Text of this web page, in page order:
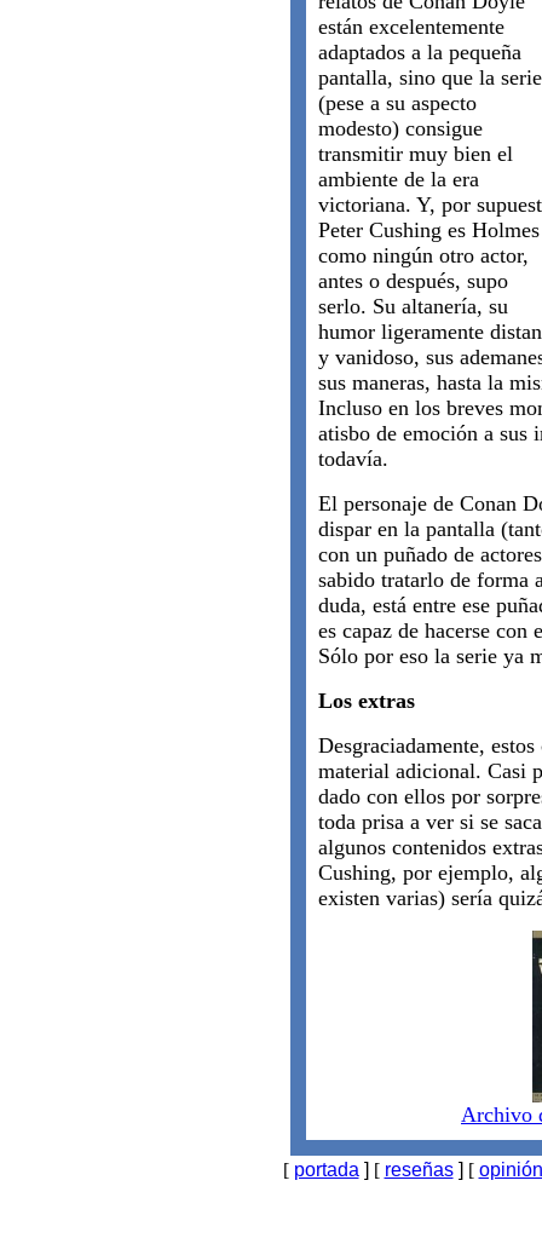
están excelentemente
adaptados a la pequeña
pantalla, sino que la serie
(pese a su aspecto
modesto) consigue
transmitir muy bien el
ambiente de la era
victoriana. Y, por
Peter Cushing es Holmes
como ningún otro actor,
antes o después, supo
serlo. Su altanería, su
humor ligeramente
y vanidoso, sus
sus maneras, hasta la
Incluso en los breves
atisbo de emoción a sus
todavía.
El personaje de Conan
dispar en la pantalla
con un puñado de
sabido tratarlo de forma
duda, está entre ese
es capaz de hacerse con
Sólo por eso la serie ya
Los extras
Desgraciadamente,
material adicional. Casi
dado con ellos por
toda prisa a ver si se
algunos contenidos
Cushing, por ejemplo,
existen varias) sería
Archivo
[ portada ] [ reseñas] [ opinión